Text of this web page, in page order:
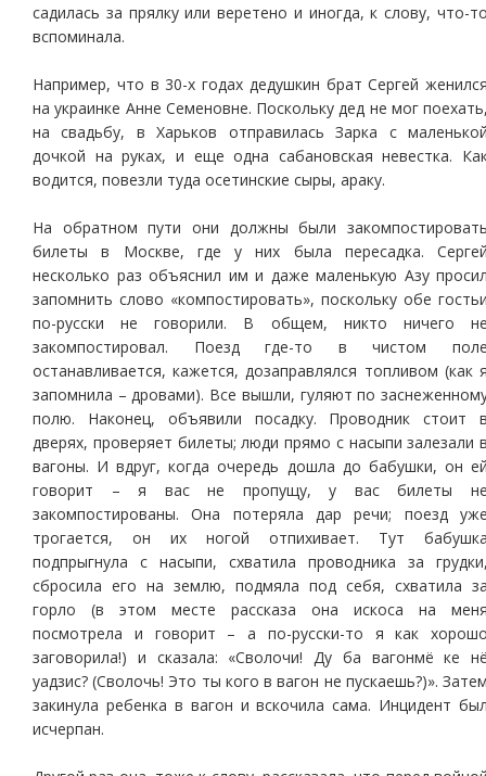
садилась за прялку или веретено и иногда, к слову, что-
вспоминала.
Например, что в 30-х годах дедушкин брат Сергей
на украинке Анне Семеновне. Поскольку дед не мог
на свадьбу, в Харьков отправилась Зарка с
дочкой на руках, и еще одна сабановская невестка.
водится, повезли туда осетинские сыры, араку.
На обратном пути они должны были
билеты в Москве, где у них была пересадка.
несколько раз объяснил им и даже маленькую Азу
запомнить слово «компостировать», поскольку обе
по-русски не говорили. В общем, никто ничего
закомпостировал. Поезд где-то в чистом
останавливается, кажется, дозаправлялся топливом (как
запомнила – дровами). Все вышли, гуляют по
полю. Наконец, объявили посадку. Проводник стоит
дверях, проверяет билеты; люди прямо с насыпи залезали
вагоны. И вдруг, когда очередь дошла до бабушки, он
говорит – я вас не пропущу, у вас билеты
закомпостированы. Она потеряла дар речи; поезд
трогается, он их ногой отпихивает. Тут
подпрыгнула с насыпи, схватила проводника за
сбросила его на землю, подмяла под себя, схватила
горло (в этом месте рассказа она искоса на
посмотрела и говорит – а по-русски-то я как
заговорила!) и сказала: «Сволочи! Ду ба вагонмё ке
уадзис? (Сволочь! Это ты кого в вагон не пускаешь?)».
закинула ребенка в вагон и вскочила сама. Инцидент
исчерпан.